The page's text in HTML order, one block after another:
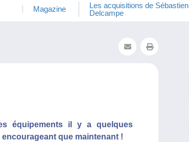
Magazine
Les acquisitions de Sébastien
Delcampe
équipements il y a quelques
que maintenant !